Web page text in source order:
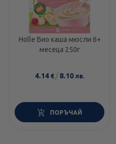
Holle Био каша мюсли 6+
месеца 250г
4.14 € / 8.10 лв.
ПОРЪЧАЙ